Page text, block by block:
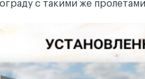
с такими же